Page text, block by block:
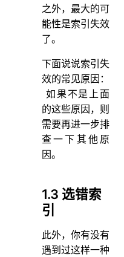
之外，最大的可
能性是索引失效
了。
下面说说索引失
效的常见原因：
如果不是上面
的这些原因，则
需要再进一步排
查一下其他原
因。
1.3 选错索
引
此外，你有没有
遇到过这样一种